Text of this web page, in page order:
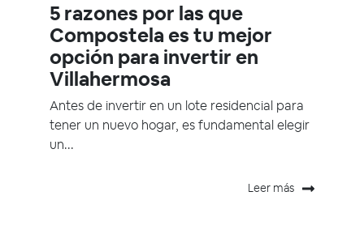
5 razones por las que
Compostela es tu mejor
opción para invertir en
Villahermosa
Antes de invertir en un lote residencial para
tener un nuevo hogar, es fundamental elegir
un...
Leer más